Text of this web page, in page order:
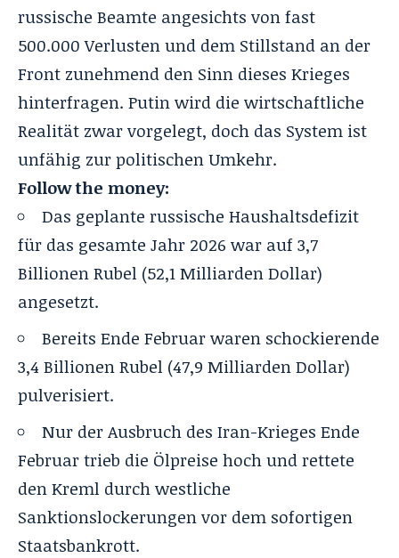
russische Beamte angesichts von fast
500.000 Verlusten und dem Stillstand an der
Front zunehmend den Sinn dieses Krieges
hinterfragen. Putin wird die wirtschaftliche
Realität zwar vorgelegt, doch das System ist
unfähig zur politischen Umkehr.
Follow the money:
Das geplante russische Haushaltsdefizit
für das gesamte Jahr 2026 war auf 3,7
Billionen Rubel (52,1 Milliarden Dollar)
angesetzt.
Bereits Ende Februar waren schockierende
3,4 Billionen Rubel (47,9 Milliarden Dollar)
pulverisiert.
Nur der Ausbruch des Iran-Krieges Ende
Februar trieb die Ölpreise hoch und rettete
den Kreml durch westliche
Sanktionslockerungen vor dem sofortigen
Staatsbankrott.